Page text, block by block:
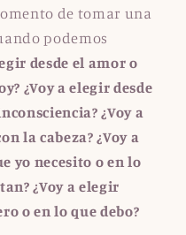
de tomar una
podemos
desde el amor o
¿Voy a elegir desde
¿Voy a
la cabeza? ¿Voy a
yo necesito o en lo
¿Voy a elegir
o en lo que debo?